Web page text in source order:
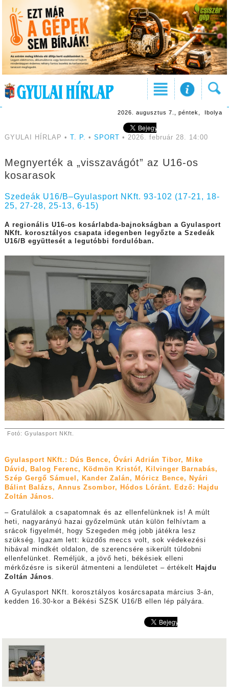
2026. augusztus 7., péntek, Ibolya
GYULAI HÍRLAP • T. P. • SPORT • 2026. február 28. 14:00
Megnyerték a „visszavágót” az U16-os
kosarasok
Szedeák U16/B–Gyulasport NKft. 93-102 (17-21, 18-
25, 27-28, 25-13, 6-15)
A regionális U16-os kosárlabda-bajnokságban a Gyulasport
NKft. korosztályos csapata idegenben legyőzte a Szedeák
U16/B együttesét a legutóbbi fordulóban.
Fotó: Gyulasport NKft.
Gyulasport NKft.: Dús Bence, Óvári Adrián Tibor, Mike
Dávid, Balog Ferenc, Ködmön Kristóf, Kilvinger Barnabás,
Szép Gergő Sámuel, Kander Zalán, Móricz Bence, Nyári
Bálint Balázs, Annus Zsombor, Hódos Lóránt. Edző: Hajdu
Zoltán János.
– Gratulálok a csapatomnak és az ellenfelünknek is! A múlt
heti, nagyarányú hazai győzelmünk után külön felhívtam a
srácok figyelmét, hogy Szegeden még jobb játékra lesz
szükség. Igazam lett: küzdős meccs volt, sok védekezési
hibával mindkét oldalon, de szerencsére sikerült túldobni
ellenfelünket. Reméljük, a jövő heti, békésiek elleni
mérkőzésre is sikerül átmenteni a lendületet – értékelt Hajdu
Zoltán János
A Gyulasport NKft. korosztályos kosárcsapata március 3-án,
kedden 16.30-kor a Békési SZSK U16/B ellen lép pályára.